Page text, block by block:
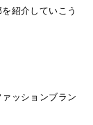
紹介していこう
ッションブラン